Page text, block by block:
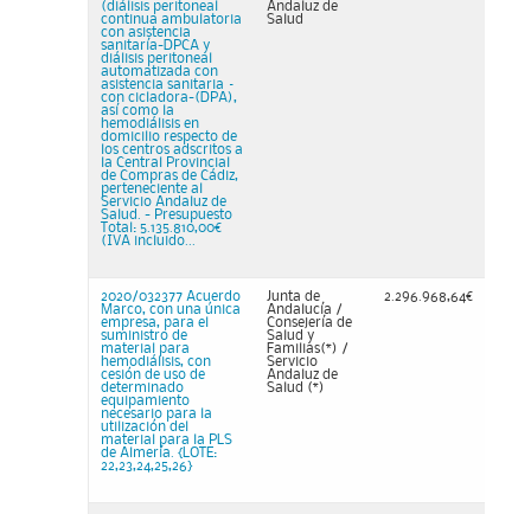
(diálisis peritoneal
continua ambulatoria
con asistencia
sanitaría-DPCA y
diálisis peritoneal
automatizada con
asistencia sanitaria –
con cicladora-(DPA),
así como la
hemodiálisis en
domicilio respecto de
los centros adscritos a
la Central Provincial
de Compras de Cádiz,
perteneciente al
Servicio Andaluz de
Salud. - Presupuesto
Total: 5.135.810,00€
(IVA incluido...
Andaluz de
Salud
2020/032377 Acuerdo
Marco, con una única
empresa, para el
suministro de
material para
hemodiálisis, con
cesión de uso de
determinado
equipamiento
necesario para la
utilización del
material para la PLS
de Almería. {LOTE:
22,23,24,25,26}
Junta de
Andalucía /
Consejería de
Salud y
Familias(*) /
Servicio
Andaluz de
Salud (*)
2.296.968,64€